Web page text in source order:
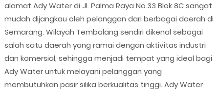
alamat Ady Water di Jl. Palma Raya No.33 Blok 8C sangat
mudah dijangkau oleh pelanggan dari berbagai daerah di
Semarang. Wilayah Tembalang sendiri dikenal sebagai
salah satu daerah yang ramai dengan aktivitas industri
dan komersial, sehingga menjadi tempat yang ideal bagi
Ady Water untuk melayani pelanggan yang
membutuhkan pasir silika berkualitas tinggi. Ady Water